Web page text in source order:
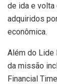
de ida e volta
adquiridos
econômica.
Além do Lide
da missão
Financial